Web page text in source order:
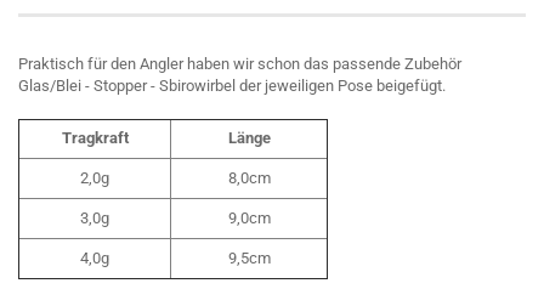
Praktisch für den Angler haben wir schon das passende Zubehör
Glas/Blei - Stopper - Sbirowirbel der jeweiligen Pose beigefügt.
Tragkraft Länge
2,0g 8,0cm
3,0g 9,0cm
4,0g 9,5cm